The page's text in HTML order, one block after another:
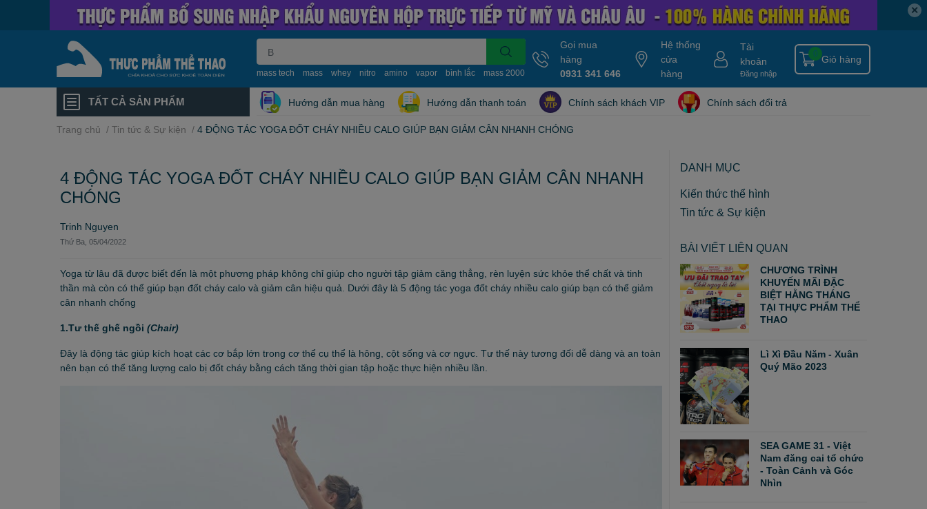
✕
mass tech mass whey nitro amino vapor bình lắc mass 2000 mass 10kg nitro whey gold nitro ripped tang can nitro tech blade isolate
Gọi mua
hàng
0931 341 646
Hệ thống
cửa
hàng
Tài
khoản
Đăng nhập
Giỏ hàng
0
TẤT CẢ SẢN PHẨM Hướng dẫn mua hàng Hướng dẫn thanh toán Chính sách khách VIP Chính sách đổi trả
Trang chủ / Tin tức & Sự kiện / 4 ĐỘNG TÁC YOGA ĐỐT CHÁY NHIỀU CALO GIÚP BẠN GIẢM CÂN NHANH CHÓNG
4 ĐỘNG TÁC YOGA ĐỐT CHÁY NHIỀU CALO GIÚP BẠN GIẢM CÂN NHANH
CHÓNG
Trinh Nguyen
Thứ Ba, 05/04/2022
Yoga từ lâu đã được biết đến là một phương pháp không chỉ giúp cho người tập giảm căng thẳng, rèn luyện sức khỏe thể chất và tinh
thần mà còn có thể giúp bạn đốt cháy calo và giảm cân hiệu quả. Dưới đây là 5 động tác yoga đốt cháy nhiều calo giúp bạn có thể giảm
cân nhanh chống
1.Tư thế ghế ngồi (Chair)
Đây là động tác giúp kích hoạt các cơ bắp lớn trong cơ thể cụ thể là hông, cột sống và cơ ngực. Tư thế này tương đối dễ dàng và an toàn
nên bạn có thể tăng lượng calo bị đốt cháy bằng cách tăng thời gian tập hoặc thực hiện nhiều lần.
DANH MỤC
Kiến thức thể hình
Tin tức & Sự kiện
BÀI VIẾT LIÊN QUAN
CHƯƠNG TRÌNH
KHUYẾN MÃI ĐẶC
BIỆT HẰNG THÁNG
TẠI THỰC PHẨM THỂ
THAO
Lì Xì Đầu Năm - Xuân
Quý Mão 2023
SEA GAME 31 - Việt
Nam đăng cai tổ chức
- Toàn Cảnh và Góc
Nhìn